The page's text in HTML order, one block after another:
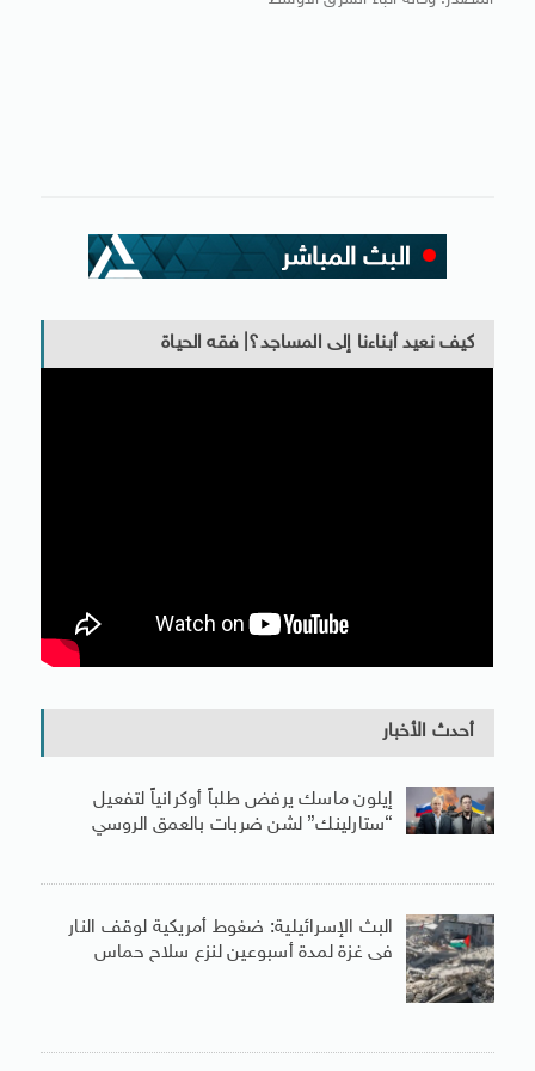
كيف نعيد أبناءنا إلى المساجد؟| فقه الحياة
أحدث الأخبار
إيلون ماسك يرفض طلباً أوكرانياً لتفعيل
“ستارلينك” لشن ضربات بالعمق الروسي
البث الإسرائيلية: ضغوط أمريكية لوقف النار
فى غزة لمدة أسبوعين لنزع سلاح حماس